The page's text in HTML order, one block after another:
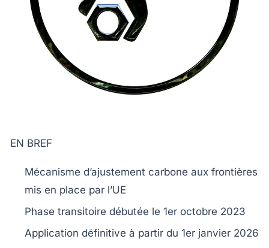
EN BREF
Mécanisme d’ajustement carbone aux frontières
mis en place par l’UE
Phase transitoire débutée le 1er octobre 2023
Application définitive à partir du 1er janvier 2026